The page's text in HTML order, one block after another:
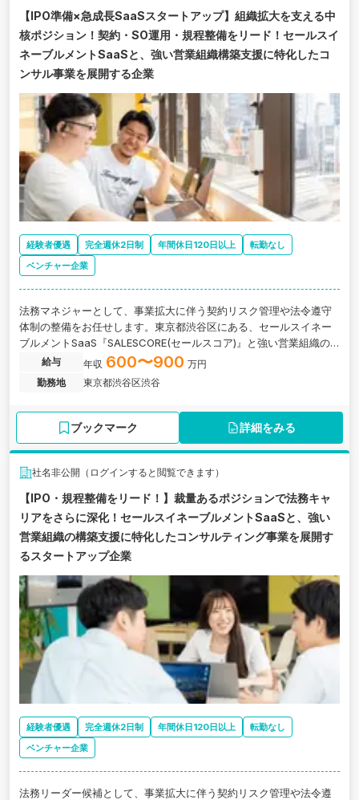
【IPO準備×急成長SaaSスタートアップ】組織拡大を支える中
核ポジション！契約・SO運用・規程整備をリード！セールスイ
ネーブルメントSaaSと、強い営業組織構築支援に特化したコ
ンサル事業を展開する企業
経験者優遇 完全週休2日制 年間休日120日以上
転勤なし
ベンチャー企業
法務マネジャーとして、事業拡大に伴う契約リスク管理や法令遵守
体制の整備をお任せします。東京都渋谷区にある、セールスイネー
ブルメントSaaS『SALESCORE(セールスコア)』と強い営業組織の
構築支援に特化したコンサルティング事業を展開！
給与 年収 600〜900 万円
勤務地
東京都渋谷区渋谷
ブックマーク 詳細をみる
社名非公開（ログインすると閲覧できます）
【IPO・規程整備をリード！】裁量あるポジションで法務キャ
リアをさらに深化！セールスイネーブルメントSaaSと、強い
営業組織の構築支援に特化したコンサルティング事業を展開す
るスタートアップ企業
経験者優遇 完全週休2日制 年間休日120日以上
転勤なし
ベンチャー企業
法務リーダー候補として、事業拡大に伴う契約リスク管理や法令遵